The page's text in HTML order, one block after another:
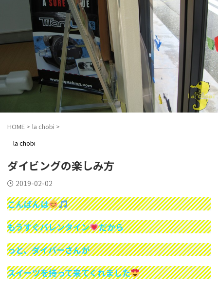
HOME > la chobi >
la chobi
ダイビングの楽しみ方
2019-02-02
こんばんは
もうすぐバレンタイン
だから
っと、ダイバーさんが
スイーツを持って来てくれました